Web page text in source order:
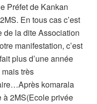
Préfet de Kankan
En tous cas c’est
de la dite Association
manifestation, c’est
plus d’une année
très
komarala
à 2MS(Ecole privée